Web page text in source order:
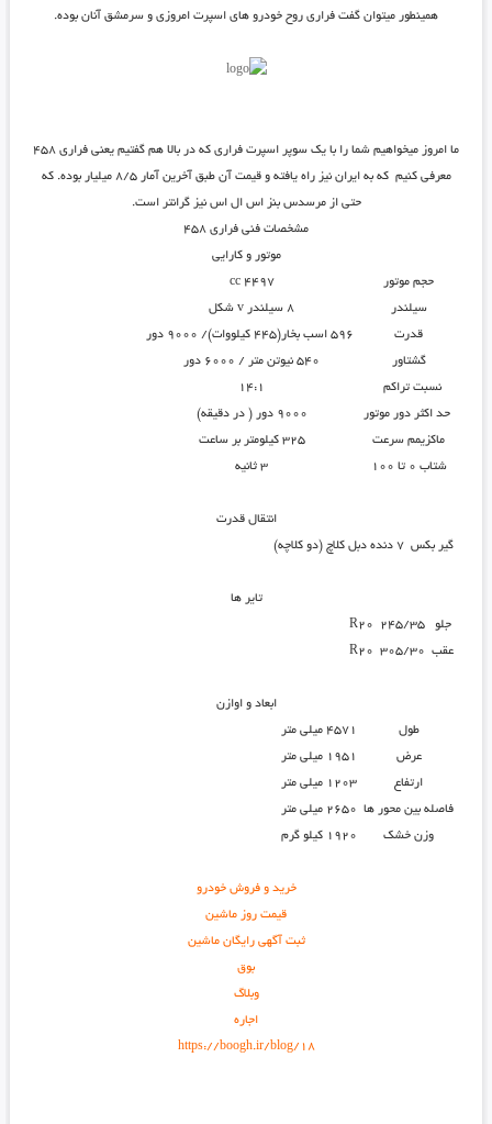
همینطور میتوان گفت فراری روح خودرو های اسپرت امروزی و سرمشق آنان بوده.
ما امروز میخواهیم شما را با یک سوپر اسپرت فراری که در بالا هم گفتیم یعنی فراری ۴۵۸
معرفی کنیم که به ایران نیز راه یافته و قیمت آن طبق آخرین آمار ۸/۵ میلیار بوده. که
حتی از مرسدس بنز اس ال اس نیز گرانتر است.
مشخصات فنی فراری ۴۵۸
موتور و کارایی
حجم موتور
4497 cc
سیلندر
قدرت
گشتاور
نسبت تراکم
حد اکثر دور موتور
ماکزیمم سرعت
325 کیلومتر بر ساعت
شتاب ۰ تا ۱۰۰
انتقال قدرت
گیر بکس7 دنده دبل کلاچ (دو کلاچه)
تایر ها
جلو
عقب305/30 R20
ابعاد و اوازن
طول
عرض
ارتفاع
فاصله بین محور ها2650 میلی متر
وزن خشک
خرید و فروش خودرو
قیمت روز ماشین
ثبت آگهی رایگان ماشین
بوق
وبلاگ
اجاره
https://boogh.ir/blog/18